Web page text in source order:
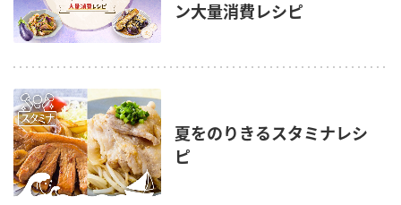
ン大量消費レシピ
夏をのりきるスタミナレシ
ピ